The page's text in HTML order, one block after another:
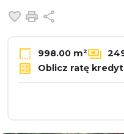
Dodaj do
Drukuj
998.00 m²
Oblicz ratę